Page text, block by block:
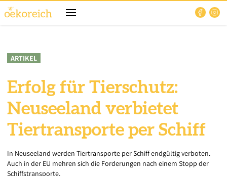
ARTIKEL
Erfolg für Tierschutz:
Neuseeland verbietet
Tiertransporte per Schiff
In Neuseeland werden Tiertransporte per Schiff endgültig verboten.
Auch in der EU mehren sich die Forderungen nach einem Stopp der
Schiffstransporte.